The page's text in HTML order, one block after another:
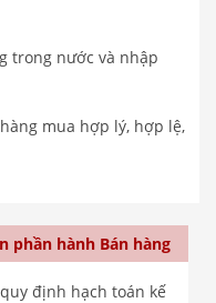
trong nước và nhập
mua hợp lý, hợp lệ,
phần hành Bán hàng
định hạch toán kế